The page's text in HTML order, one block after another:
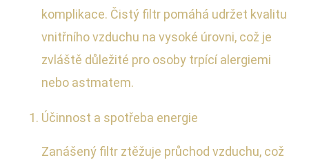
komplikace. Čistý filtr pomáhá udržet kvalitu
vnitřního vzduchu na vysoké úrovni, což je
zvláště důležité pro osoby trpící alergiemi
nebo astmatem.
Účinnost a spotřeba energie
Zanášený filtr ztěžuje průchod vzduchu, což